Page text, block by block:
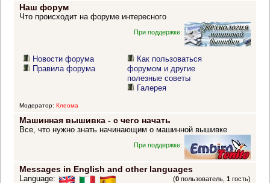
Наш форум
Что происходит на форуме интересного
При поддержке:
Новости форума
Правила форума
Как пользоваться
форумом и другие
полезные советы
Галерея
Модератор: Клеома
Машинная вышивка - с чего начать
Все, что нужно знать начинающим о машинной вышивке
При поддержке:
Messages in English and other languages
(0 пользователь,1 гость)
Language: